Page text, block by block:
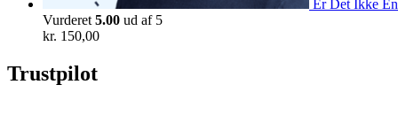
Er Det Ikke
Vurderet 5.00 ud af 5
kr. 150,00
Trustpilot